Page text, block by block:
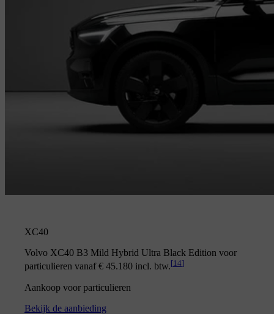
XC40
Volvo XC40 B3 Mild Hybrid Ultra Black Edition voor
particulieren vanaf € 45.180 incl. btw.[14]
Aankoop voor particulieren
Bekijk de aanbieding